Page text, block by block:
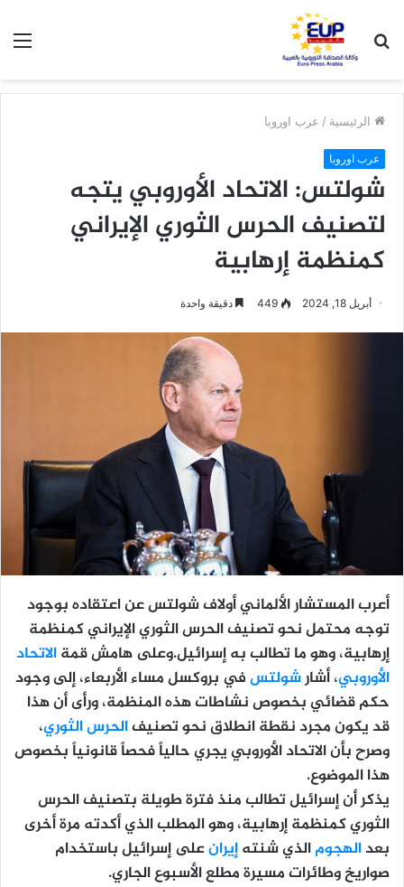
عن
الرئيسية / عرب اوروبا
عرب اوروبا
شولتس: الاتحاد الأوروبي يتجه
لتصنيف الحرس الثوري الإيراني
كمنظمة إرهابية
أبريل 18, 2024 449 دقيقة واحدة
أعرب المستشار الألماني أولاف شولتس عن اعتقاده بوجود
توجه محتمل نحو تصنيف الحرس الثوري الإيراني كمنظمة
إرهابية، وهو ما تطالب به إسرائيل.وعلى هامش قمةالاتحاد
الأوروبي، أشارشولتسفي بروكسل مساء الأربعاء، إلى وجود
حكم قضائي بخصوص نشاطات هذه المنظمة، ورأى أن هذا
قد يكون مجرد نقطة انطلاق نحو تصنيفالحرس الثوري،
وصرح بأن الاتحاد الأوروبي يجري حالياً فحصاً قانونياً بخصوص
هذا الموضوع.
يذكر أن إسرائيل تطالب منذ فترة طويلة بتصنيف الحرس
الثوري كمنظمة إرهابية، وهو المطلب الذي أكدته مرة أخرى
بعدالهجومالذي شنتهإيرانعلى إسرائيل باستخدام
صواريخ وطائرات مسيرة مطلع الأسبوع الجاري.